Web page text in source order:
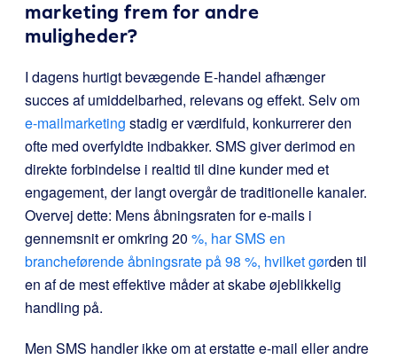
marketing frem for andre
muligheder?
I dagens hurtigt bevægende E-handel afhænger
succes af umiddelbarhed, relevans og effekt. Selv om
e-mailmarketing stadig er værdifuld, konkurrerer den
ofte med overfyldte indbakker. SMS giver derimod en
direkte forbindelse i realtid til dine kunder med et
engagement, der langt overgår de traditionelle kanaler.
Overvej dette: Mens åbningsraten for e-mails i
gennemsnit er omkring 20 %, har SMS en
brancheførende åbningsrate på 98 %, hvilket gørden til
en af de mest effektive måder at skabe øjeblikkelig
handling på.
Men SMS handler ikke om at erstatte e-mail eller andre